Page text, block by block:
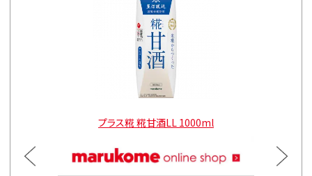
プラス糀 糀甘酒LL 1000ml